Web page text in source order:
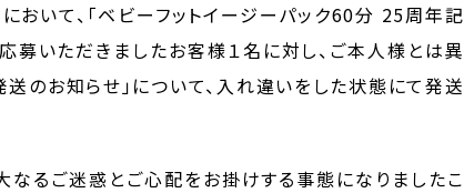
おいて、「ベビーフットイージーパック60分 25周年記
募いただきましたお客様１名に対し、ご本人様とは異
のお知らせ」について、入れ違いをした状態にて発送
るご迷惑とご心配をお掛けする事態になりましたこ